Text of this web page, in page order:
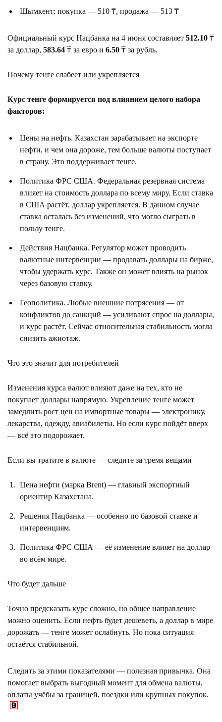
Шымкент: покупка — 510 ₸, продажа — 513 ₸
Официальный курс Нацбанка на 4 июня составляет 512.10 ₸
за доллар, 583.64 ₸ за евро и 6.50 ₸ за рубль.
Почему тенге слабеет или укрепляется
Курс тенге формируется под влиянием целого набора
факторов:
Цены на нефть. Казахстан зарабатывает на экспорте
нефти, и чем она дороже, тем больше валюты поступает
в страну. Это поддерживает тенге.
Политика ФРС США. Федеральная резервная система
влияет на стоимость доллара по всему миру. Если ставка
в США растёт, доллар укрепляется. В данном случае
ставка осталась без изменений, что могло сыграть в
пользу тенге.
Действия Нацбанка. Регулятор может проводить
валютные интервенции — продавать доллары на бирже,
чтобы удержать курс. Также он может влиять на рынок
через базовую ставку.
Геополитика. Любые внешние потрясения — от
конфликтов до санкций — усиливают спрос на доллары,
и курс растёт. Сейчас относительная стабильность могла
снизить ажиотаж.
Что это значит для потребителей
Изменения курса валют влияют даже на тех, кто не
покупает доллары напрямую. Укрепление тенге может
замедлить рост цен на импортные товары — электронику,
лекарства, одежду, авиабилеты. Но если курс пойдёт вверх
— всё это подорожает.
Если вы тратите в валюте — следите за тремя вещами
Цена нефти (марка Brent) — главный экспортный
ориентир Казахстана.
Решения Нацбанка — особенно по базовой ставке и
интервенциям.
Политика ФРС США — её изменение влияет на доллар
во всём мире.
Что будет дальше
Точно предсказать курс сложно, но общее направление
можно оценить. Если нефть будет дешеветь, а доллар в мире
дорожать — тенге может ослабнуть. Но пока ситуация
остаётся стабильной.
Следить за этими показателями — полезная привычка. Она
помогает выбрать выгодный момент для обмена валюты,
оплаты учёбы за границей, поездки или крупных покупок.